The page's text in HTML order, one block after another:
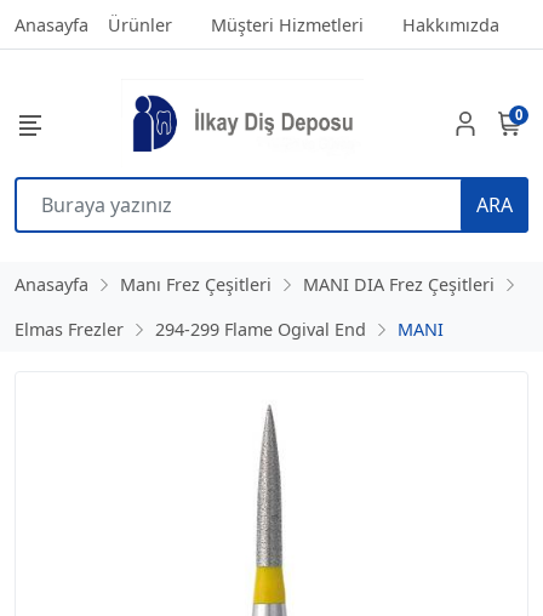
Anasayfa Ürünler Müşteri Hizmetleri Hakkımızda
ARA
0
Anasayfa Manı Frez Çeşitleri
MANI DIA Frez Çeşitleri
Elmas Frezler
294-299 Flame Ogival End MANI